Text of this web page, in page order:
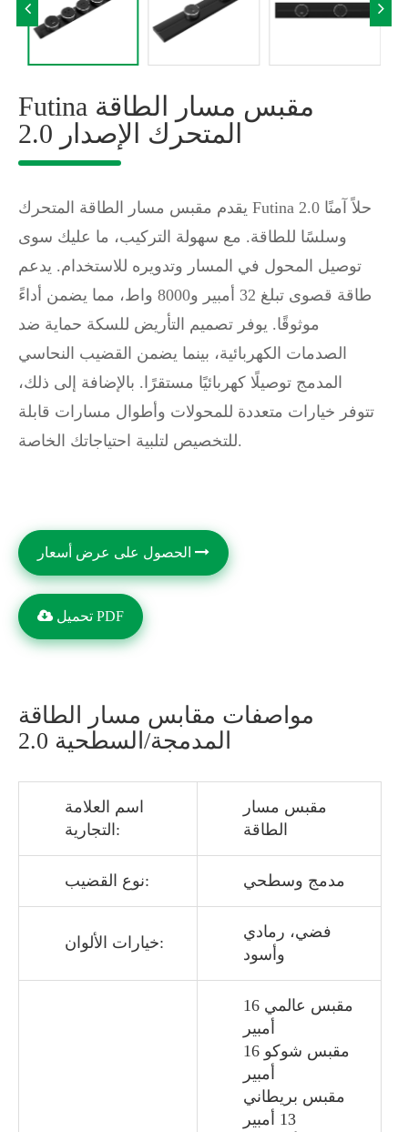
Futina مقبس مسار الطاقة
المتحرك الإصدار 2.0
يقدم مقبس مسار الطاقة المتحرك Futina 2.0 حلاً آمنًا
وسلسًا للطاقة. مع سهولة التركيب، ما عليك سوى
توصيل المحول في المسار وتدويره للاستخدام. يدعم
طاقة قصوى تبلغ 32 أمبير و8000 واط، مما يضمن أداءً
موثوقًا. يوفر تصميم التأريض للسكة حماية ضد
الصدمات الكهربائية، بينما يضمن القضيب النحاسي
المدمج توصيلًا كهربائيًا مستقرًا. بالإضافة إلى ذلك،
تتوفر خيارات متعددة للمحولات وأطوال مسارات قابلة
للتخصيص لتلبية احتياجاتك الخاصة.
تحميل PDF
مواصفات مقابس مسار الطاقة
المدمجة/السطحية 2.0
اسم العلامة
التجارية:
مقبس مسار
الطاقة
نوع القضيب: مدمج وسطحي
خيارات الألوان:
فضي، رمادي
وأسود
مقبس عالمي 16
أمبير
مقبس شوكو 16
أمبير
مقبس بريطاني
13 أمبير